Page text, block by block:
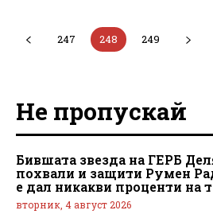
247 248 249
Не пропускай
Бившата звезда на ГЕРБ
похвали и защити Румен
е дал никакви проценти на
вторник, 4 август 2026